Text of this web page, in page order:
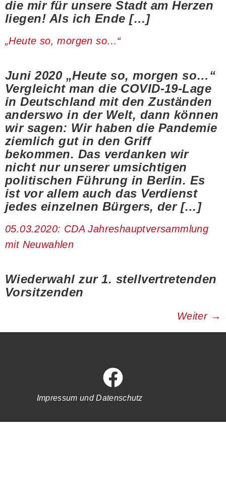
die mir für unsere Stadt am Herzen
liegen! Als ich Ende […]
„Heute so, morgen so…“
Juni 2020 „Heute so, morgen so…“
Vergleicht man die COVID-19-Lage
in Deutschland mit den Zuständen
anderswo in der Welt, dann können
wir sagen: Wir haben die Pandemie
ziemlich gut in den Griff
bekommen. Das verdanken wir
nicht nur unserer umsichtigen
politischen Führung in Berlin. Es
ist vor allem auch das Verdienst
jedes einzelnen Bürgers, der […]
05.03.2020: CDA Jahreshauptversammlung
mit Neuwahlen
Wiederwahl zur 1. stellvertretenden
Vorsitzenden
Weiter →
Impressum und Datenschutz